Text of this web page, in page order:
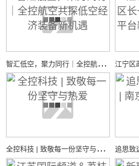
智
汇低空，聚力同行｜全控航空共探低空经济装备新机遇
全
控科技 | 致敬每一份坚守与热爱